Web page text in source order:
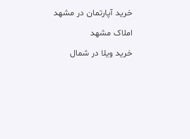
خرید آپارتمان در مشهد
املاک مشهد
خرید ویلا در شمال